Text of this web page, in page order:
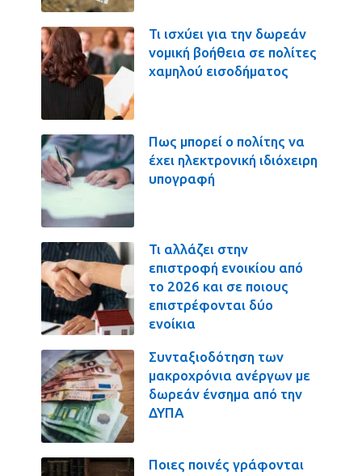
Τι ισχύει για την δωρεάν
νομική βοήθεια σε πολίτες
χαμηλού εισοδήματος
Πως μπορεί ο πολίτης να
έχει ηλεκτρονική ιδιόχειρη
υπογραφή
Τι αλλάζει στην
επιστροφή ενοικίου από
το 2026 και σε ποιους
επιστρέφονται δύο
ενοίκια
Συνταξιοδότηση των
μακροχρόνια ανέργων με
δωρεάν ένσημα από την
ΔΥΠΑ
Ποιες ποινές γράφονται